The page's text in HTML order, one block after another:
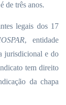
de três anos.
legais dos 17
, entidade
jurisdicional e do
tem direito
da chapa